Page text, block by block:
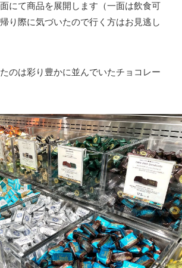
にて商品を展開します（一面は飲食可
り際に気づいたので行く方はお見逃し
のは彩り豊かに並んでいたチョコレー